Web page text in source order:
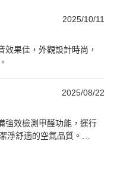
2025/10/11
效果佳，外觀設計時尚，
2025/08/22
強效檢測甲醛功能，運行
淨舒適的空氣品質。